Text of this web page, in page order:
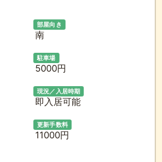
部屋向き
南
駐車場
5000円
現況／入居時期
即入居可能
更新手数料
11000円